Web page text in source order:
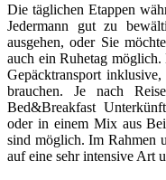
Die täglichen Etappen
Jedermann gut zu
ausgehen, oder Sie
auch ein Ruhetag
Gepäcktransport
brauchen. Je nach
Bed&Breakfast
oder in einem Mix aus
sind möglich. Im Rahmen
auf eine sehr intensive Art